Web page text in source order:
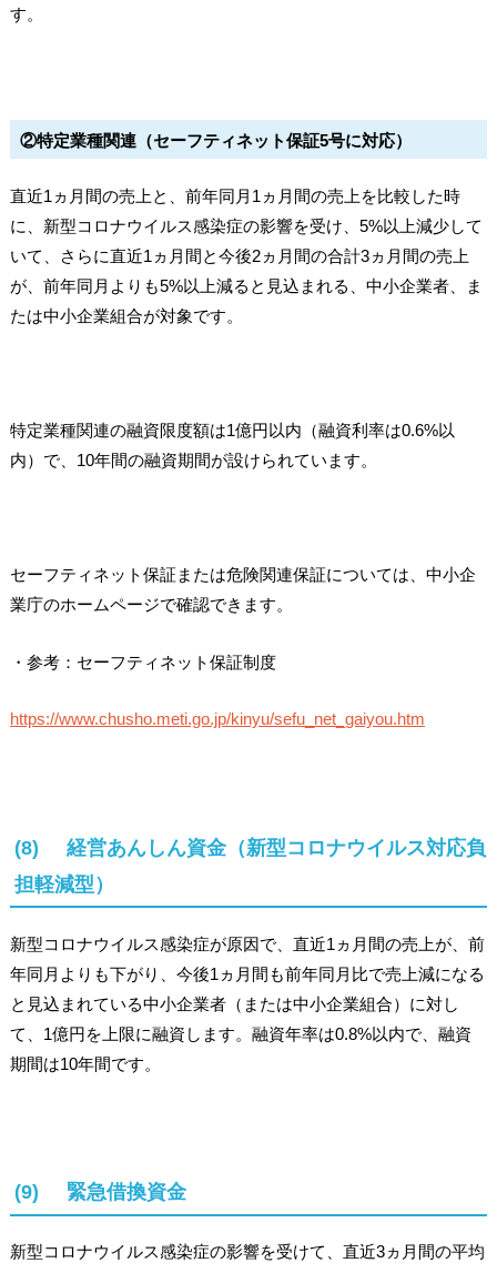
す。
②特定業種関連（セーフティネット保証5号に対応）
直近1ヵ月間の売上と、前年同月1ヵ月間の売上を比較した時
に、新型コロナウイルス感染症の影響を受け、5%以上減少して
いて、さらに直近1ヵ月間と今後2ヵ月間の合計3ヵ月間の売上
が、前年同月よりも5%以上減ると見込まれる、中小企業者、ま
たは中小企業組合が対象です。
特定業種関連の融資限度額は1億円以内（融資利率は0.6%以
内）で、10年間の融資期間が設けられています。
セーフティネット保証または危険関連保証については、中小企
業庁のホームページで確認できます。
・参考：セーフティネット保証制度
https://www.chusho.meti.go.jp/kinyu/sefu_net_gaiyou.htm
(8) 経営あんしん資金（新型コロナウイルス対応負
担軽減型）
新型コロナウイルス感染症が原因で、直近1ヵ月間の売上が、前
年同月よりも下がり、今後1ヵ月間も前年同月比で売上減になる
と見込まれている中小企業者（または中小企業組合）に対し
て、1億円を上限に融資します。融資年率は0.8%以内で、融資
期間は10年間です。
(9) 緊急借換資金
新型コロナウイルス感染症の影響を受けて、直近3ヵ月間の平均